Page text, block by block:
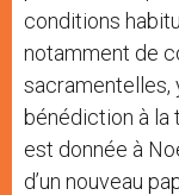
conditions
notamment de
sacramentelles,
bénédiction à la
est donnée à
d’un nouveau